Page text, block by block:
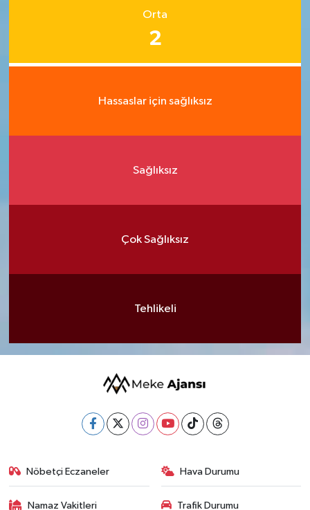
Orta
2
Hassaslar için sağlıksız
Sağlıksız
Çok Sağlıksız
Tehlikeli
Nöbetçi Eczaneler Hava Durumu
Namaz Vakitleri Trafik Durumu